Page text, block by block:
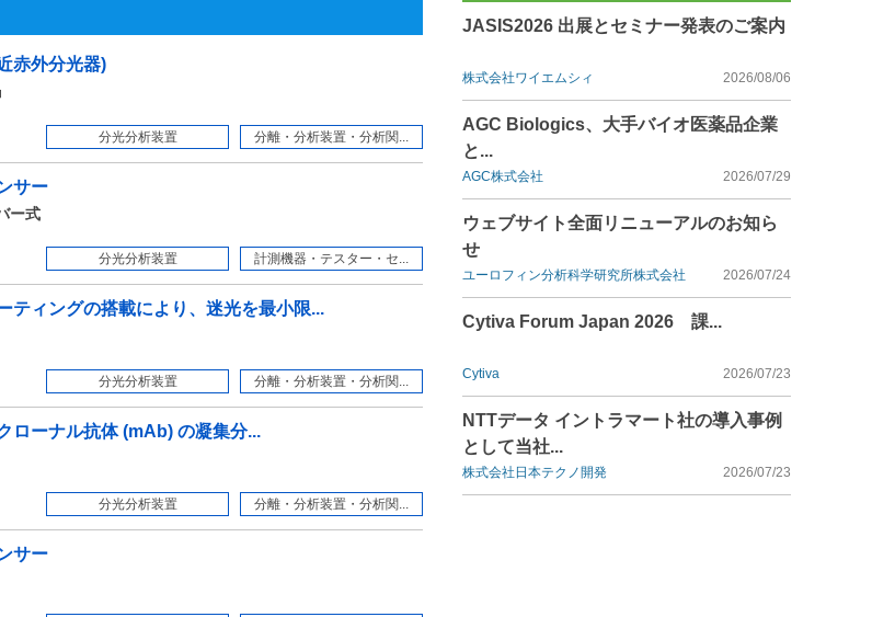
赤外分光器)
分光分析装置
分離・分析装置・分析関...
サー
ー式
分光分析装置
計測機器・テスター・セ...
ティングの搭載により、迷光を最小限...
分光分析装置
分離・分析装置・分析関...
ローナル抗体 (mAb) の凝集分...
分光分析装置
分離・分析装置・分析関...
サー
JASIS2026 出展とセミナー発表のご案内
株式会社ワイエムシィ 2026/08/06
AGC Biologics、大手バイオ医薬品企業
と...
AGC株式会社 2026/07/29
ウェブサイト全面リニューアルのお知ら
せ
ユーロフィン分析科学研究所株式会社 2026/07/24
Cytiva Forum Japan 2026 課...
Cytiva 2026/07/23
NTTデータ イントラマート社の導入事例
として当社...
株式会社日本テクノ開発 2026/07/23